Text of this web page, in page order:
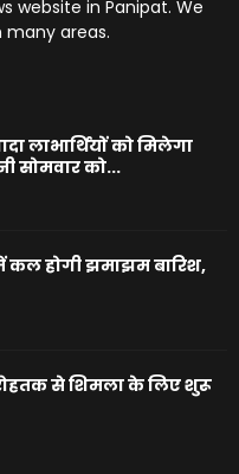
website in Panipat. We
many areas.
लाभार्थियों को मिलेगा
सोमवार को...
कल होगी झमाझम बारिश,
से शिमला के लिए शुरू